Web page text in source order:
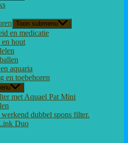
Toon submenu
en medicatie
en hout
aquaria
en toebehoren
met Aquael Pat Mini
dubbel spons filter.
Duo